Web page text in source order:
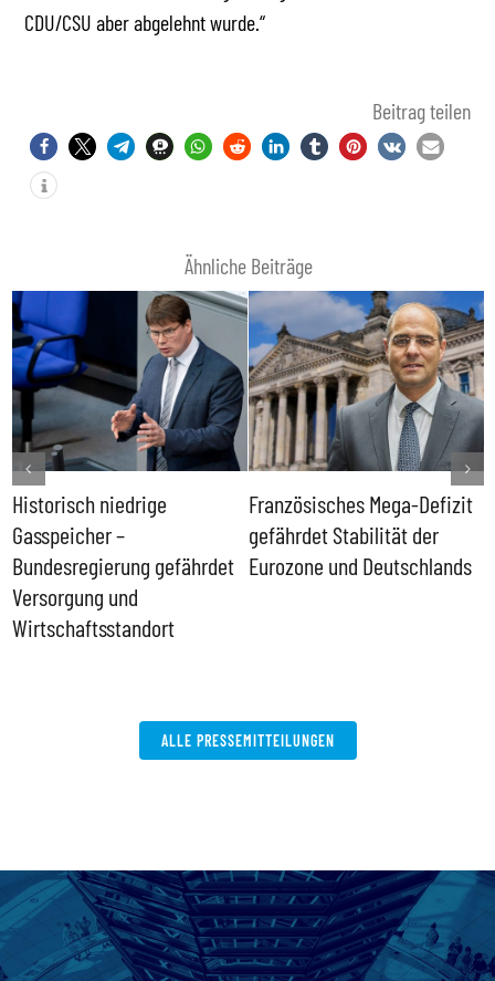
CDU/CSU aber abgelehnt wurde.“
Beitrag teilen
Ähnliche Beiträge
Historisch niedrige
Gasspeicher –
Bundesregierung gefährdet
Versorgung und
Wirtschaftsstandort
Französisches Mega-Defizit
gefährdet Stabilität der
Eurozone und Deutschlands
ALLE PRESSEMITTEILUNGEN